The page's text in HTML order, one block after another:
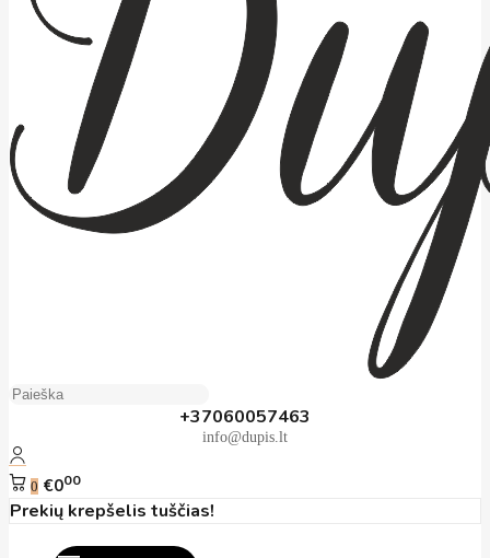
+37060057463
info@dupis.lt
0 €000
Prekių krepšelis tuščias!